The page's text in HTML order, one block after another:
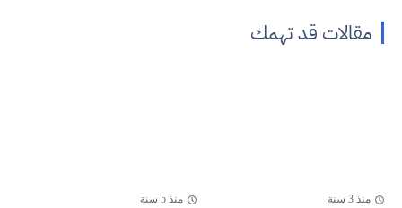
مقالات قد تهمك
منذ 3 سنة منذ 5 سنة